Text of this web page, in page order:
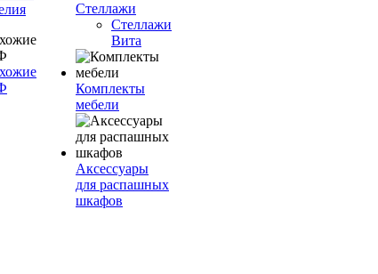
Стеллажи
Стеллажи
Вита
Комплекты
мебели
Аксессуары
для распашных
шкафов